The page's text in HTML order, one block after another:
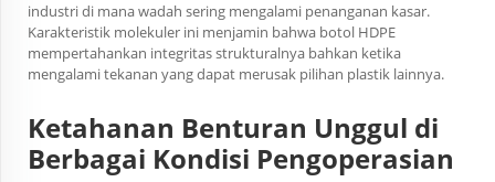
industri di mana wadah sering mengalami penanganan kasar.
Karakteristik molekuler ini menjamin bahwa botol HDPE
mempertahankan integritas strukturalnya bahkan ketika
mengalami tekanan yang dapat merusak pilihan plastik lainnya.
Ketahanan Benturan Unggul di
Berbagai Kondisi Pengoperasian